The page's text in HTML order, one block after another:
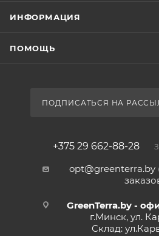
ИНФОРМАЦИЯ
ПОМОЩЬ
ПОДПИСАТЬСЯ НА
+375 29 662-88-28
opt@greenterra.by
GreenTerra.by -
г.Минск, ул.
Склад: